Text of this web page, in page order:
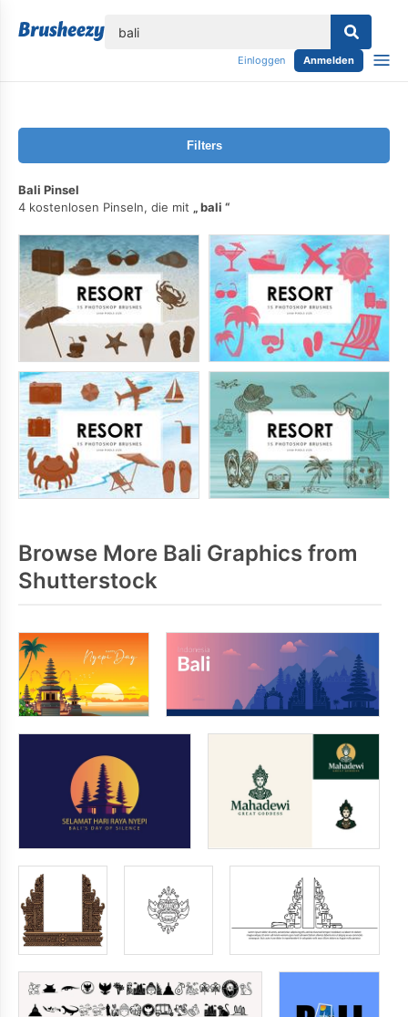
Einloggen Anmelden
Filters
Bali Pinsel
4 kostenlosen Pinseln, die mit
bali
Browse More Bali Graphics from
Shutterstock